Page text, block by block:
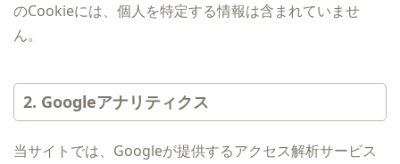
のCookieには、個人を特定する情報は含まれていませ
ん。
2. Googleアナリティクス
当サイトでは、Googleが提供するアクセス解析サービス